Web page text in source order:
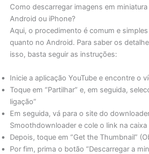
Como descarregar imagens em
Android ou iPhone?
Aqui, o procedimento é comum e
quanto no Android. Para saber os
isso, basta seguir as instruções:
Inicie a aplicação YouTube e encontre o
Toque em “Partilhar” e, em seguida,
ligação”
Em seguida, vá para o site do
Smoothdownloader e cole o link na caixa
Depois, toque em “Get the Thumbnail”
Por fim, prima o botão “Descarregar a